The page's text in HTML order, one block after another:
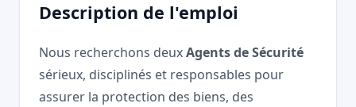
Description de l'emploi
Nous recherchons deuxAgents de Sécurité
sérieux, disciplinés et responsables pour
assurer la protection des biens, des